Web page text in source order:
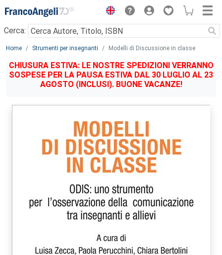
Menu
Cerca:
Main content
Home Strumenti per insegnanti Modelli di Discussione in classe
CHIUSURA ESTIVA: LE NOSTRE SPEDIZIONI VERRANNO
SOSPESE PER LA PAUSA ESTIVA DAL 30 LUGLIO AL 23
AGOSTO (INCLUSI). BUONE VACANZE!